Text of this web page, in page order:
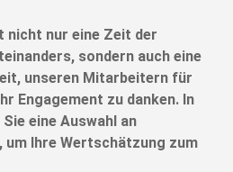
nicht nur eine Zeit der
sondern auch eine
unseren Mitarbeitern für
Engagement zu danken. In
eine Auswahl an
um Ihre Wertschätzung zum